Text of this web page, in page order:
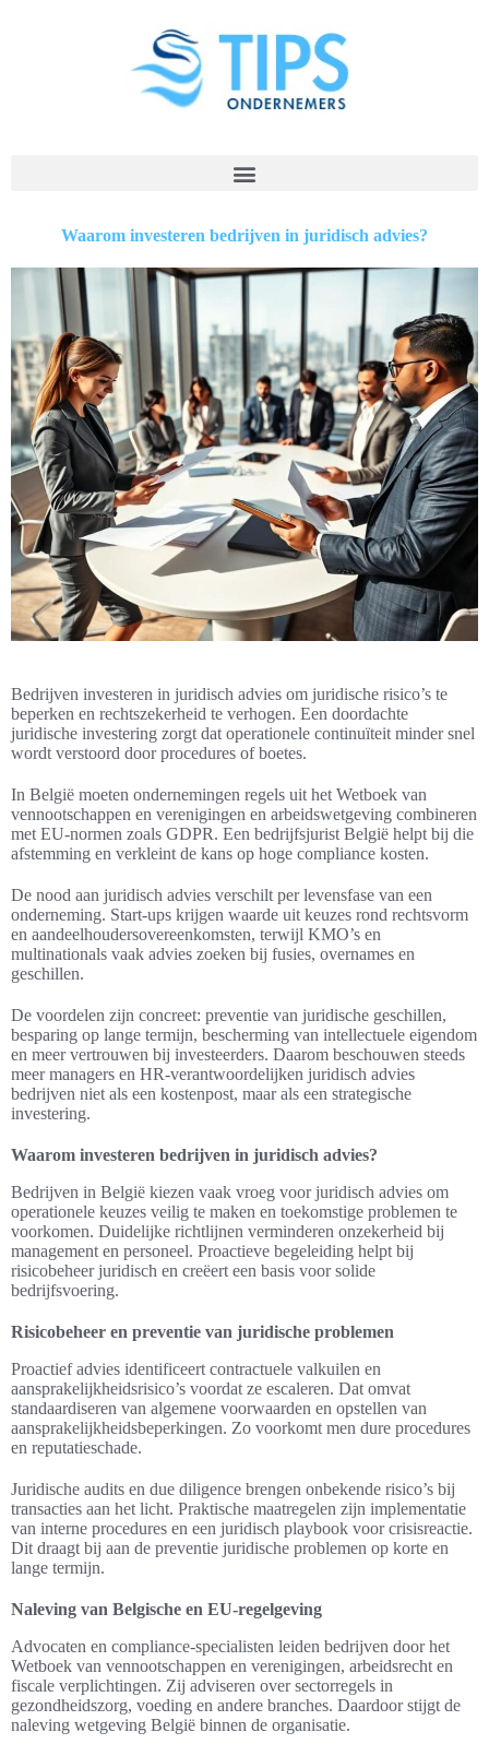
Waarom investeren bedrijven in juridisch advies?
Bedrijven investeren in juridisch advies om juridische risico’s te
beperken en rechtszekerheid te verhogen. Een doordachte
juridische investering zorgt dat operationele continuïteit minder snel
wordt verstoord door procedures of boetes.
In België moeten ondernemingen regels uit het Wetboek van
vennootschappen en verenigingen en arbeidswetgeving combineren
met EU-normen zoals GDPR. Een bedrijfsjurist België helpt bij die
afstemming en verkleint de kans op hoge compliance kosten.
De nood aan juridisch advies verschilt per levensfase van een
onderneming. Start-ups krijgen waarde uit keuzes rond rechtsvorm
en aandeelhoudersovereenkomsten, terwijl KMO’s en
multinationals vaak advies zoeken bij fusies, overnames en
geschillen.
De voordelen zijn concreet: preventie van juridische geschillen,
besparing op lange termijn, bescherming van intellectuele eigendom
en meer vertrouwen bij investeerders. Daarom beschouwen steeds
meer managers en HR-verantwoordelijken juridisch advies
bedrijven niet als een kostenpost, maar als een strategische
investering.
Waarom investeren bedrijven in juridisch advies?
Bedrijven in België kiezen vaak vroeg voor juridisch advies om
operationele keuzes veilig te maken en toekomstige problemen te
voorkomen. Duidelijke richtlijnen verminderen onzekerheid bij
management en personeel. Proactieve begeleiding helpt bij
risicobeheer juridisch en creëert een basis voor solide
bedrijfsvoering.
Risicobeheer en preventie van juridische problemen
Proactief advies identificeert contractuele valkuilen en
aansprakelijkheidsrisico’s voordat ze escaleren. Dat omvat
standaardiseren van algemene voorwaarden en opstellen van
aansprakelijkheidsbeperkingen. Zo voorkomt men dure procedures
en reputatieschade.
Juridische audits en due diligence brengen onbekende risico’s bij
transacties aan het licht. Praktische maatregelen zijn implementatie
van interne procedures en een juridisch playbook voor crisisreactie.
Dit draagt bij aan de preventie juridische problemen op korte en
lange termijn.
Naleving van Belgische en EU-regelgeving
Advocaten en compliance-specialisten leiden bedrijven door het
Wetboek van vennootschappen en verenigingen, arbeidsrecht en
fiscale verplichtingen. Zij adviseren over sectorregels in
gezondheidszorg, voeding en andere branches. Daardoor stijgt de
naleving wetgeving België binnen de organisatie.